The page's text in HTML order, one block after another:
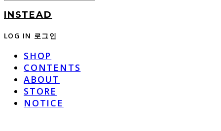
INSTEAD
LOG IN 로그인
SHOP
CONTENTS
ABOUT
STORE
NOTICE